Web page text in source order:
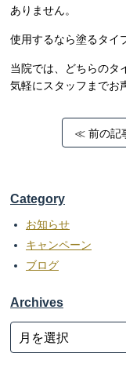
ありません。
使用するなら塗るタイ
当院では、どちらのタ
気軽にスタッフまでお
≪ 前の記
Category
お知らせ
キャンペーン
ブログ
Archives